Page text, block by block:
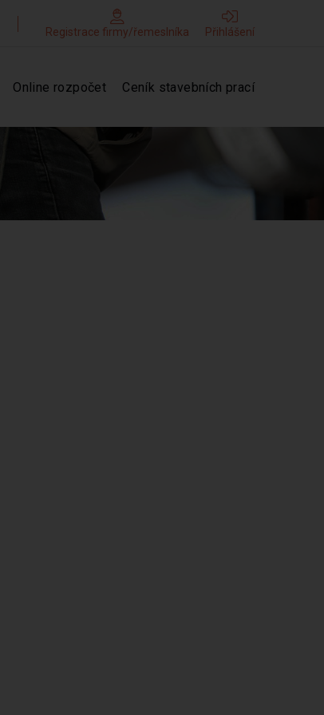
Registrace firmy/řemeslníka Přihlášení
Online rozpočet Ceník stavebních prací